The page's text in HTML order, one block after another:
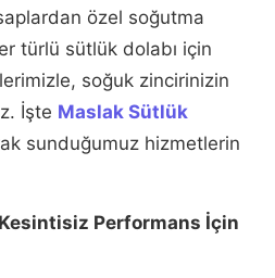
özel soğutma
türlü sütlük dolabı için
soğuk zincirinizin
İşte Maslak Sütlük
sunduğumuz hizmetlerin
Performans İçin